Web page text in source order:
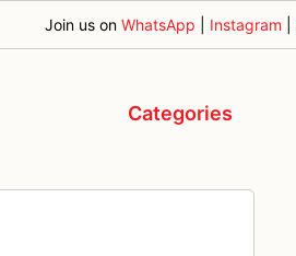
Join us on WhatsApp Instagram
Categories